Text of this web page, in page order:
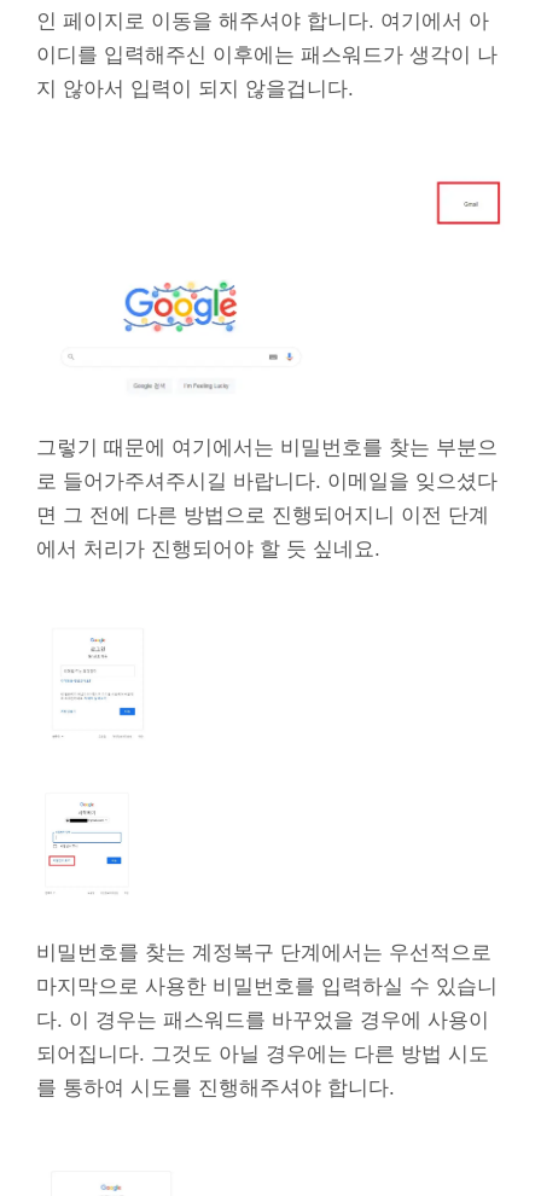
인 페이지로 이동을 해주셔야 합니다. 여기에서 아
이디를 입력해주신 이후에는 패스워드가 생각이 나
지 않아서 입력이 되지 않을겁니다.
그렇기 때문에 여기에서는 비밀번호를 찾는 부분으
로 들어가주셔주시길 바랍니다. 이메일을 잊으셨다
면 그 전에 다른 방법으로 진행되어지니 이전 단계
에서 처리가 진행되어야 할 듯 싶네요.
비밀번호를 찾는 계정복구 단계에서는 우선적으로
마지막으로 사용한 비밀번호를 입력하실 수 있습니
다. 이 경우는 패스워드를 바꾸었을 경우에 사용이
되어집니다. 그것도 아닐 경우에는 다른 방법 시도
를 통하여 시도를 진행해주셔야 합니다.